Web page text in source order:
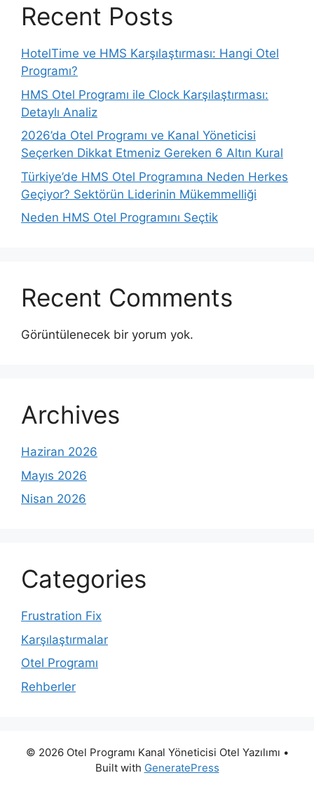
Recent Posts
HotelTime ve HMS Karşılaştırması: Hangi Otel
Programı?
HMS Otel Programı ile Clock Karşılaştırması:
Detaylı Analiz
2026’da Otel Programı ve Kanal Yöneticisi
Seçerken Dikkat Etmeniz Gereken 6 Altın Kural
Türkiye’de HMS Otel Programına Neden Herkes
Geçiyor? Sektörün Liderinin Mükemmelliği
Neden HMS Otel Programını Seçtik
Recent Comments
Görüntülenecek bir yorum yok.
Archives
Haziran 2026
Mayıs 2026
Nisan 2026
Categories
Frustration Fix
Karşılaştırmalar
Otel Programı
Rehberler
© 2026 Otel Programı Kanal Yöneticisi Otel Yazılımı •
Built with GeneratePress